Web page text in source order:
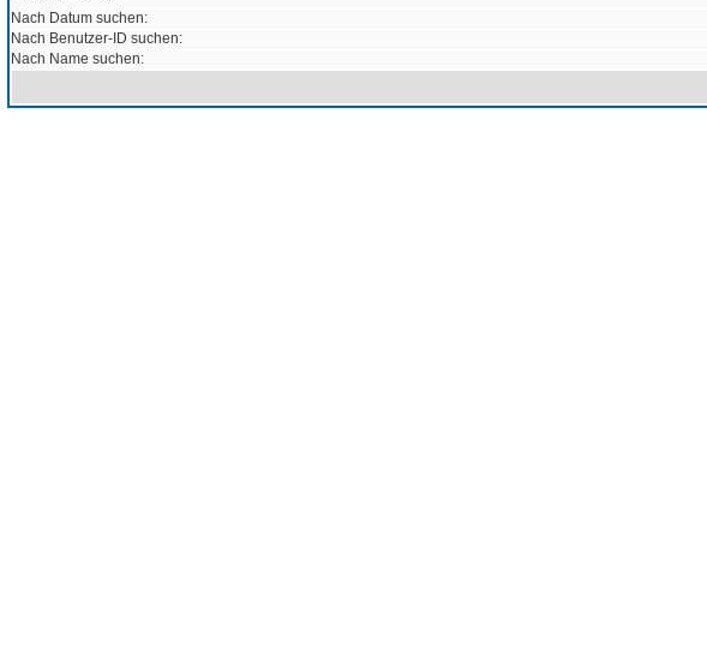
Nach Datum suchen:
Nach Benutzer-ID suchen:
Nach Name suchen: